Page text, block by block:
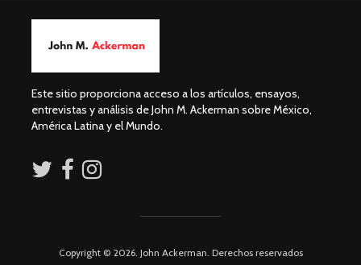
Este sitio proporciona acceso a los artículos, ensayos,
entrevistas y análisis de John M. Ackerman sobre México,
América Latina y el Mundo.
Copyright © 2026. John Ackerman. Derechos reservados